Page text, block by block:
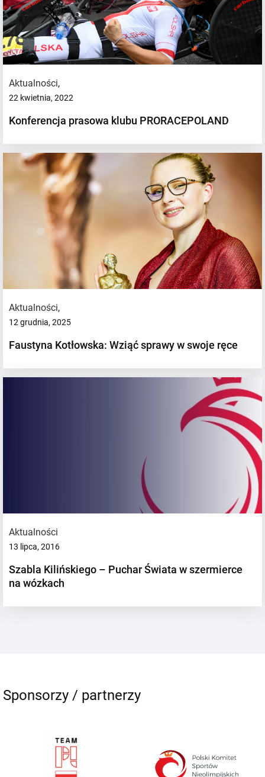
Aktualności,
22 kwietnia, 2022
Konferencja prasowa klubu PRORACEPOLAND
Aktualności,
12 grudnia, 2025
Faustyna Kotłowska: Wziąć sprawy w swoje ręce
Aktualności
13 lipca, 2016
Szabla Kilińskiego – Puchar Świata w szermierce
na wózkach
Sponsorzy / partnerzy